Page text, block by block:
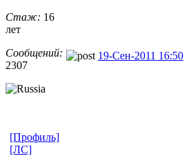
Стаж: 16
лет
Сообщений:
2307
19-Сен-2011 16:50
[Профиль]
[ЛС]